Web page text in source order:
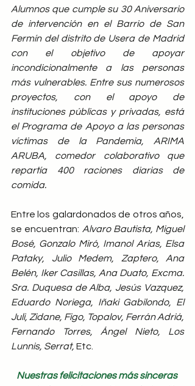
Alumnos que cumple su 30 Aniversario
de intervención en el Barrio de San
Fermín del distrito de Usera de Madrid
con el objetivo de apoyar
incondicionalmente a las personas
más vulnerables. Entre sus numerosos
proyectos, con el apoyo de
instituciones públicas y privadas, está
el Programa de Apoyo a las personas
víctimas de la Pandemia, ARIMA
ARUBA, comedor colaborativo que
repartía 400 raciones diarias de
comida.
Entre los galardonados de otros años,
se encuentran: Alvaro Bautista, Miguel
Bosé, Gonzalo Miró, Imanol Arias, Elsa
Pataky, Julio Medem, Zaptero, Ana
Belén, Iker Casillas, Ana Duato, Excma.
Sra. Duquesa de Alba, Jesús Vazquez,
Eduardo Noriega, Iñaki Gabilondo, El
Juli, Zidane, Figo, Topalov, Ferrán Adriá,
Fernando Torres, Ángel Nieto, Los
Lunnis, Serrat, Etc.
Nuestras felicitaciones más sinceras